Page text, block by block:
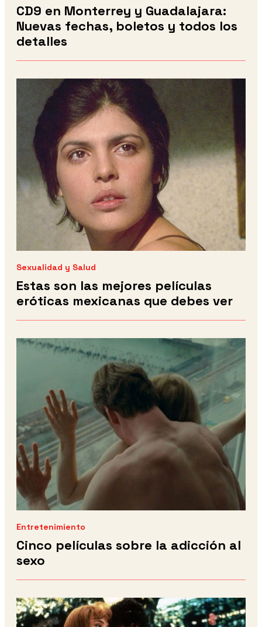
CD9 en Monterrey y Guadalajara:
Nuevas fechas, boletos y todos los
detalles
Sexualidad y Salud
Estas son las mejores películas
eróticas mexicanas que debes ver
Entretenimiento
Cinco películas sobre la adicción al
sexo